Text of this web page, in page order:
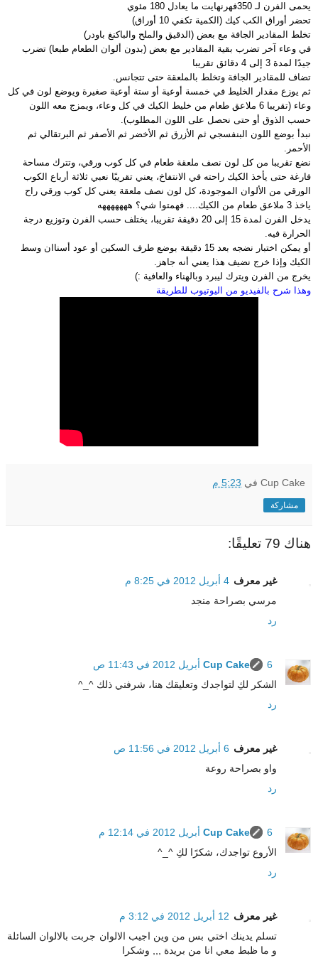
يحمى الفرن لـ 350فهرنهايت ما يعادل 180 مئوي
تحضر أوراق الكب كيك (الكمية تكفي 10 أوراق)
تخلط المقادير الجافة مع بعض (الدقيق والملح والباكنغ باودر)
في وعاء آخر تضرب بقية المقادير مع بعض (بدون ألوان الطعام طبعا) تضرب
جيدًا لمدة 3 إلى 4 دقائق تقريبا
تضاف للمقادير الجافة وتخلط بالملعقة حتى تتجانس.
ثم يوزع مقدار الخليط في خمسة أوعية أو ستة أوعية صغيرة ويوضع لون في كل
وعاء (تقريبا 6 ملاعق طعام من خليط الكيك في كل وعاء، ويمزج معه اللون
حسب الذوق أو حتى نحصل على اللون المطلوب).
نبدأ بوضع اللون البنفسجي ثم الأزرق ثم الأخضر ثم الأصفر ثم البرتقالي ثم
الأحمر.
نضع تقريبا من كل لون نصف ملعقة طعام في كل كوب ورقي، وتترك مساحة
فارغة حتى يأخذ الكيك راحته في الانتفاخ، يعني تقريبًا نعبي ثلاثة أرباع الكوب
الورقي من الألوان الموجودة، كل لون نصف ملعقة يعني كل كوب ورقي راح
ياخذ 3 ملاعق طعام من الكيك.... فهمتوا شي؟ هههههههه
يدخل الفرن لمدة 15 إلى 20 دقيقة تقريبا، يختلف حسب الفرن وتوزيع درجة
الحرارة فيه.
أو يمكن اختبار نضجه بعد 15 دقيقة بوضع طرف السكين أو عود أسناان وسط
الكيك وإذا خرج نضيف هذا يعني أنه جاهز.
يخرج من الفرن ويترك ليبرد وبالهناء والعافية :)
وهذا شرح بالفيديو من اليوتيوب للطريقة
Cup Cake في 5:23 م
مشاركة
هناك 79 تعليقًا:
غير معرف 4 أبريل 2012 في 8:25 م
مرسي بصراحة منجد
رد
Cup Cake
6 أبريل 2012 في 11:43 ص
الشكر لكِ لتواجدك وتعليقك هنا، شرفني ذلك ^_^
رد
غير معرف 6 أبريل 2012 في 11:56 ص
واو بصراحة روعة
رد
Cup Cake
6 أبريل 2012 في 12:14 م
الأروع تواجدك، شكرًا لكِ ^_^
رد
غير معرف 12 أبريل 2012 في 3:12 م
تسلم يدينك اختي بس من وين اجيب الالوان جربت بالالوان السائلة
و ما ظبط معي انا من بريدة ,,, وشكرا